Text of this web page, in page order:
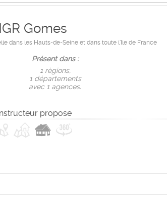
Gomes
dans les Hauts-de-Seine et dans toute l'Ile de France
Présent dans :
1 règions,
1 départements
avec 1 agences.
propose